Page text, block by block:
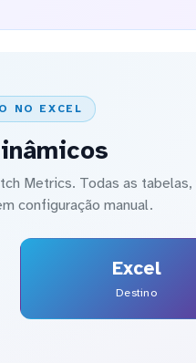
NO EXCEL
Metrics. Todas as
configuração manual.
Excel
Destino